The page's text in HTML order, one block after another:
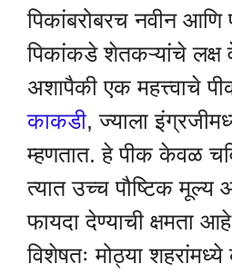
पिकांबरोबरच नवीन आणि
पिकांकडे शेतकऱ्यांचे
अशापैकी एक महत्त्वाचे
काकडी, ज्याला
म्हणतात. हे पीक केवळ
त्यात उच्च पौष्टिक मूल्य
फायदा देण्याची क्षमता
विशेषतः मोठ्या